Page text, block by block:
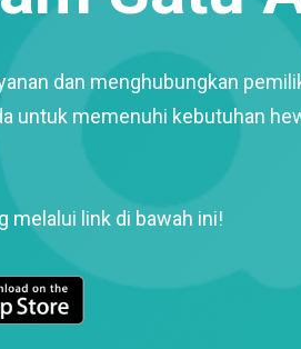
dan menghubungkan
untuk memenuhi kebutuhan
melalui link di bawah ini!